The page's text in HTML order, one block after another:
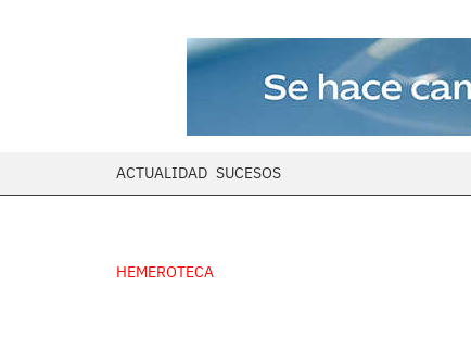
ACTUALIDAD SUCESOS
HEMEROTECA